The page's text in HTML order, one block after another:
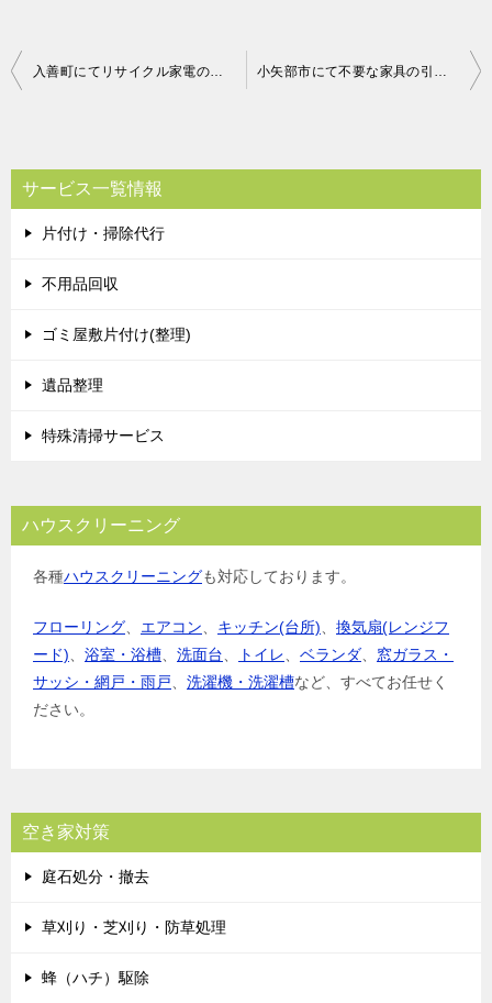
投
ビ
ゲ
ー
シ
入善町にてリサイクル家電の回収 お客様の声 小矢部市にて不要な家具の引き取り お客様の声
サービス一覧情報
片付け・掃除代行
不用品回収
ゴミ屋敷片付け(整理)
遺品整理
特殊清掃サービス
ハウスクリーニング
各種ハウスクリーニングも対応しております。
フローリング、 エアコン、 キッチン(台所)、 換気扇(レンジフ
ード)、 浴室・浴槽、 洗面台、 トイレ、 ベランダ、 窓ガラス・
サッシ・網戸・雨戸、 洗濯機・洗濯槽など、すべてお任せく
ださい。
空き家対策
庭石処分・撤去
草刈り・芝刈り・防草処理
蜂（ハチ）駆除